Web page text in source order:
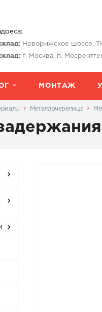
Новорижское шоссе,
г. Москва, п.
МОНТАЖ
Металлочерепица